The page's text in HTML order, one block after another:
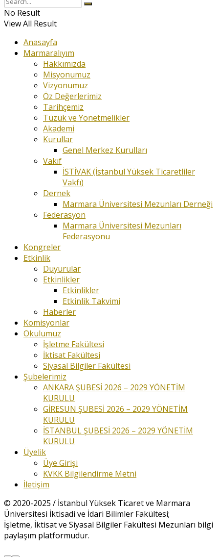
No Result
View All Result
Anasayfa
Marmaralıyım
Hakkımızda
Misyonumuz
Vizyonumuz
Öz Değerlerimiz
Tarihçemiz
Tüzük ve Yönetmelikler
Akademi
Kurullar
Genel Merkez Kurulları
Vakıf
İSTİVAK (İstanbul Yüksek Ticaretliler
Vakfı)
Dernek
Marmara Üniversitesi Mezunları Derneği
Federasyon
Marmara Üniversitesi Mezunları
Federasyonu
Kongreler
Etkinlik
Duyurular
Etkinlikler
Etkinlikler
Etkinlik Takvimi
Haberler
Komisyonlar
Okulumuz
İşletme Fakültesi
İktisat Fakültesi
Siyasal Bilgiler Fakültesi
Şubelerimiz
ANKARA ŞUBESİ 2026 – 2029 YÖNETİM
KURULU
GİRESUN ŞUBESİ 2026 – 2029 YÖNETİM
KURULU
İSTANBUL ŞUBESİ 2026 – 2029 YÖNETİM
KURULU
Üyelik
Üye Girişi
KVKK Bilgilendirme Metni
İletişim
© 2020-2025 / İstanbul Yüksek Ticaret ve Marmara
Üniversitesi İktisadi ve İdari Bilimler Fakültesi;
İşletme, İktisat ve Siyasal Bilgiler Fakültesi Mezunları bilgi
paylaşım platformudur.